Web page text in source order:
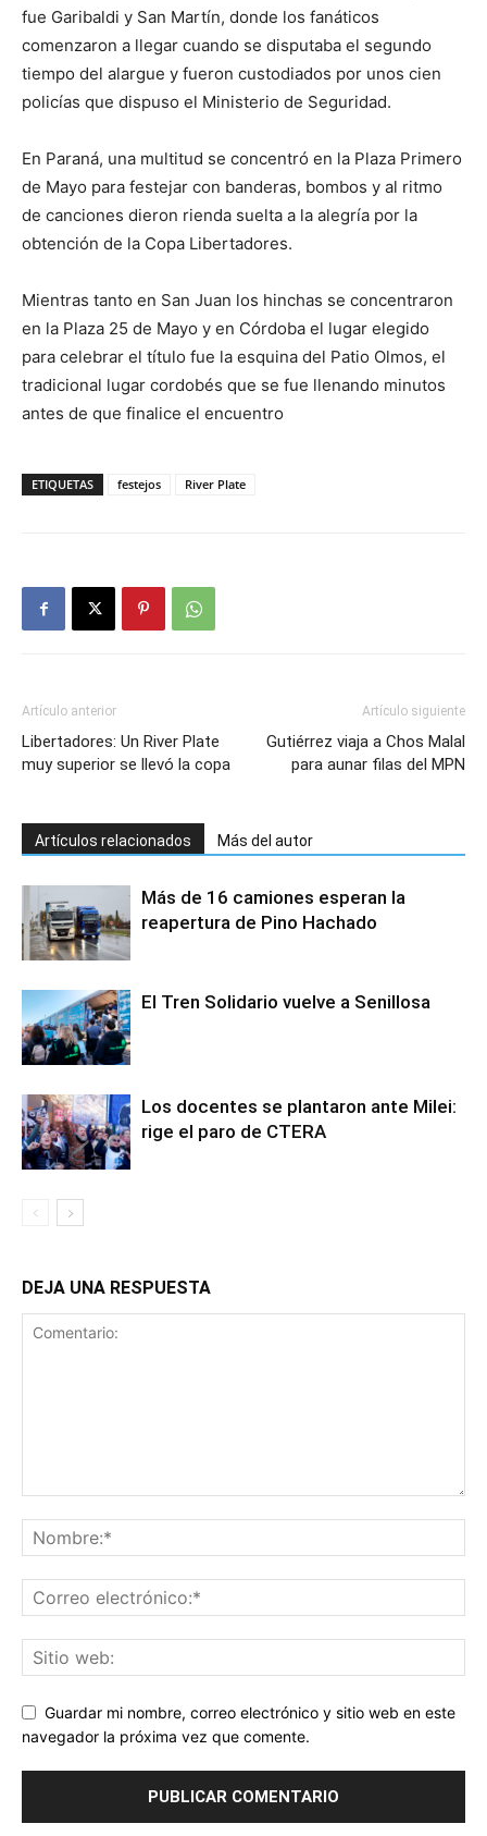
fue Garibaldi y San Martín, donde los fanáticos
comenzaron a llegar cuando se disputaba el segundo
tiempo del alargue y fueron custodiados por unos cien
policías que dispuso el Ministerio de Seguridad.
En Paraná, una multitud se concentró en la Plaza Primero
de Mayo para festejar con banderas, bombos y al ritmo
de canciones dieron rienda suelta a la alegría por la
obtención de la Copa Libertadores.
Mientras tanto en San Juan los hinchas se concentraron
en la Plaza 25 de Mayo y en Córdoba el lugar elegido
para celebrar el título fue la esquina del Patio Olmos, el
tradicional lugar cordobés que se fue llenando minutos
antes de que finalice el encuentro
ETIQUETAS festejos River Plate
Artículo anterior
Libertadores: Un River Plate
muy superior se llevó la copa
Artículo siguiente
Gutiérrez viaja a Chos Malal
para aunar filas del MPN
Artículos relacionados Más del autor
Más de 16 camiones esperan la
reapertura de Pino Hachado
El Tren Solidario vuelve a Senillosa
Los docentes se plantaron ante Milei:
rige el paro de CTERA
DEJA UNA RESPUESTA
Guardar mi nombre, correo electrónico y sitio web en este
navegador la próxima vez que comente.